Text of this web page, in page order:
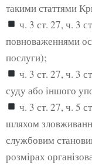
такими статтями
ч. 3 ст. 27, ч. 3
повноваженнями
послуги);
ч. 3 ст. 27, ч. 3
суду або іншого
ч. 3 ст. 27, ч. 5
шляхом
службовим
розмірах